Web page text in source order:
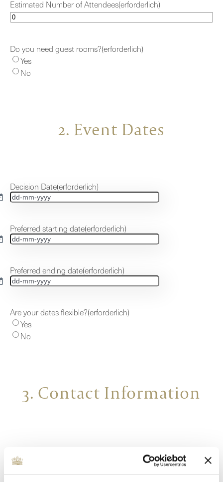
Estimated Number of Attendees(erforderlich)
Do you need guest rooms?(erforderlich)
Yes
No
2. Event Dates
Decision Date(erforderlich)
TT
MM
Bindestrich
Preferred starting date(erforderlich)
TT
MM
Bindestrich
Preferred ending date(erforderlich)
TT
MM
Bindestrich
JJJJ
Are your dates flexible?(erforderlich)
Yes
No
3. Contact Information